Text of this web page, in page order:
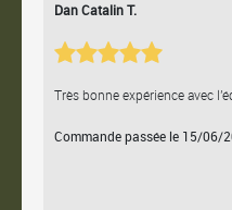
Dan Catalin T.
Très bonne expérience avec
Commande passée le 15/06/